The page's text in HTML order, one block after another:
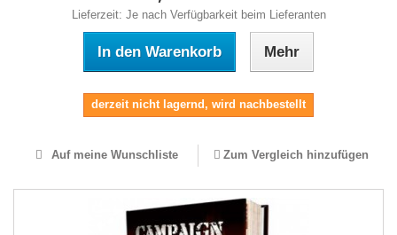
Lieferzeit: Je nach Verfügbarkeit beim Lieferanten
In den Warenkorb Mehr
derzeit nicht lagernd, wird nachbestellt
Auf meine Wunschliste Zum Vergleich hinzufügen